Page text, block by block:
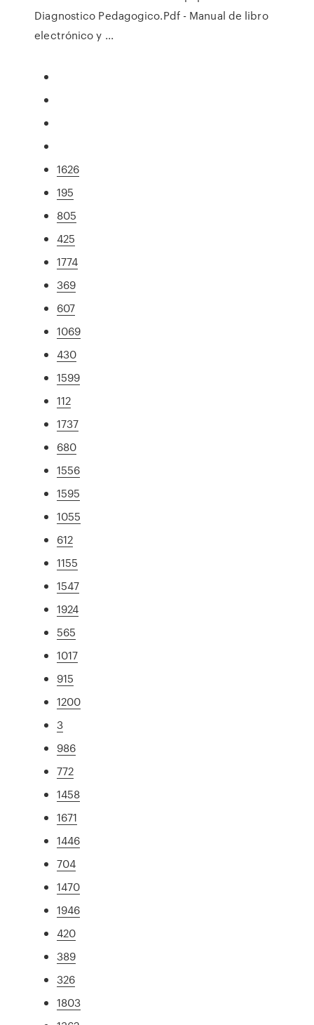
Diagnostico Pedagogico.Pdf - Manual de libro
electrónico y ...
1626
195
805
425
1774
369
607
1069
430
1599
112
1737
680
1556
1595
1055
612
1155
1547
1924
565
1017
915
1200
3
986
772
1458
1671
1446
704
1470
1946
420
389
326
1803